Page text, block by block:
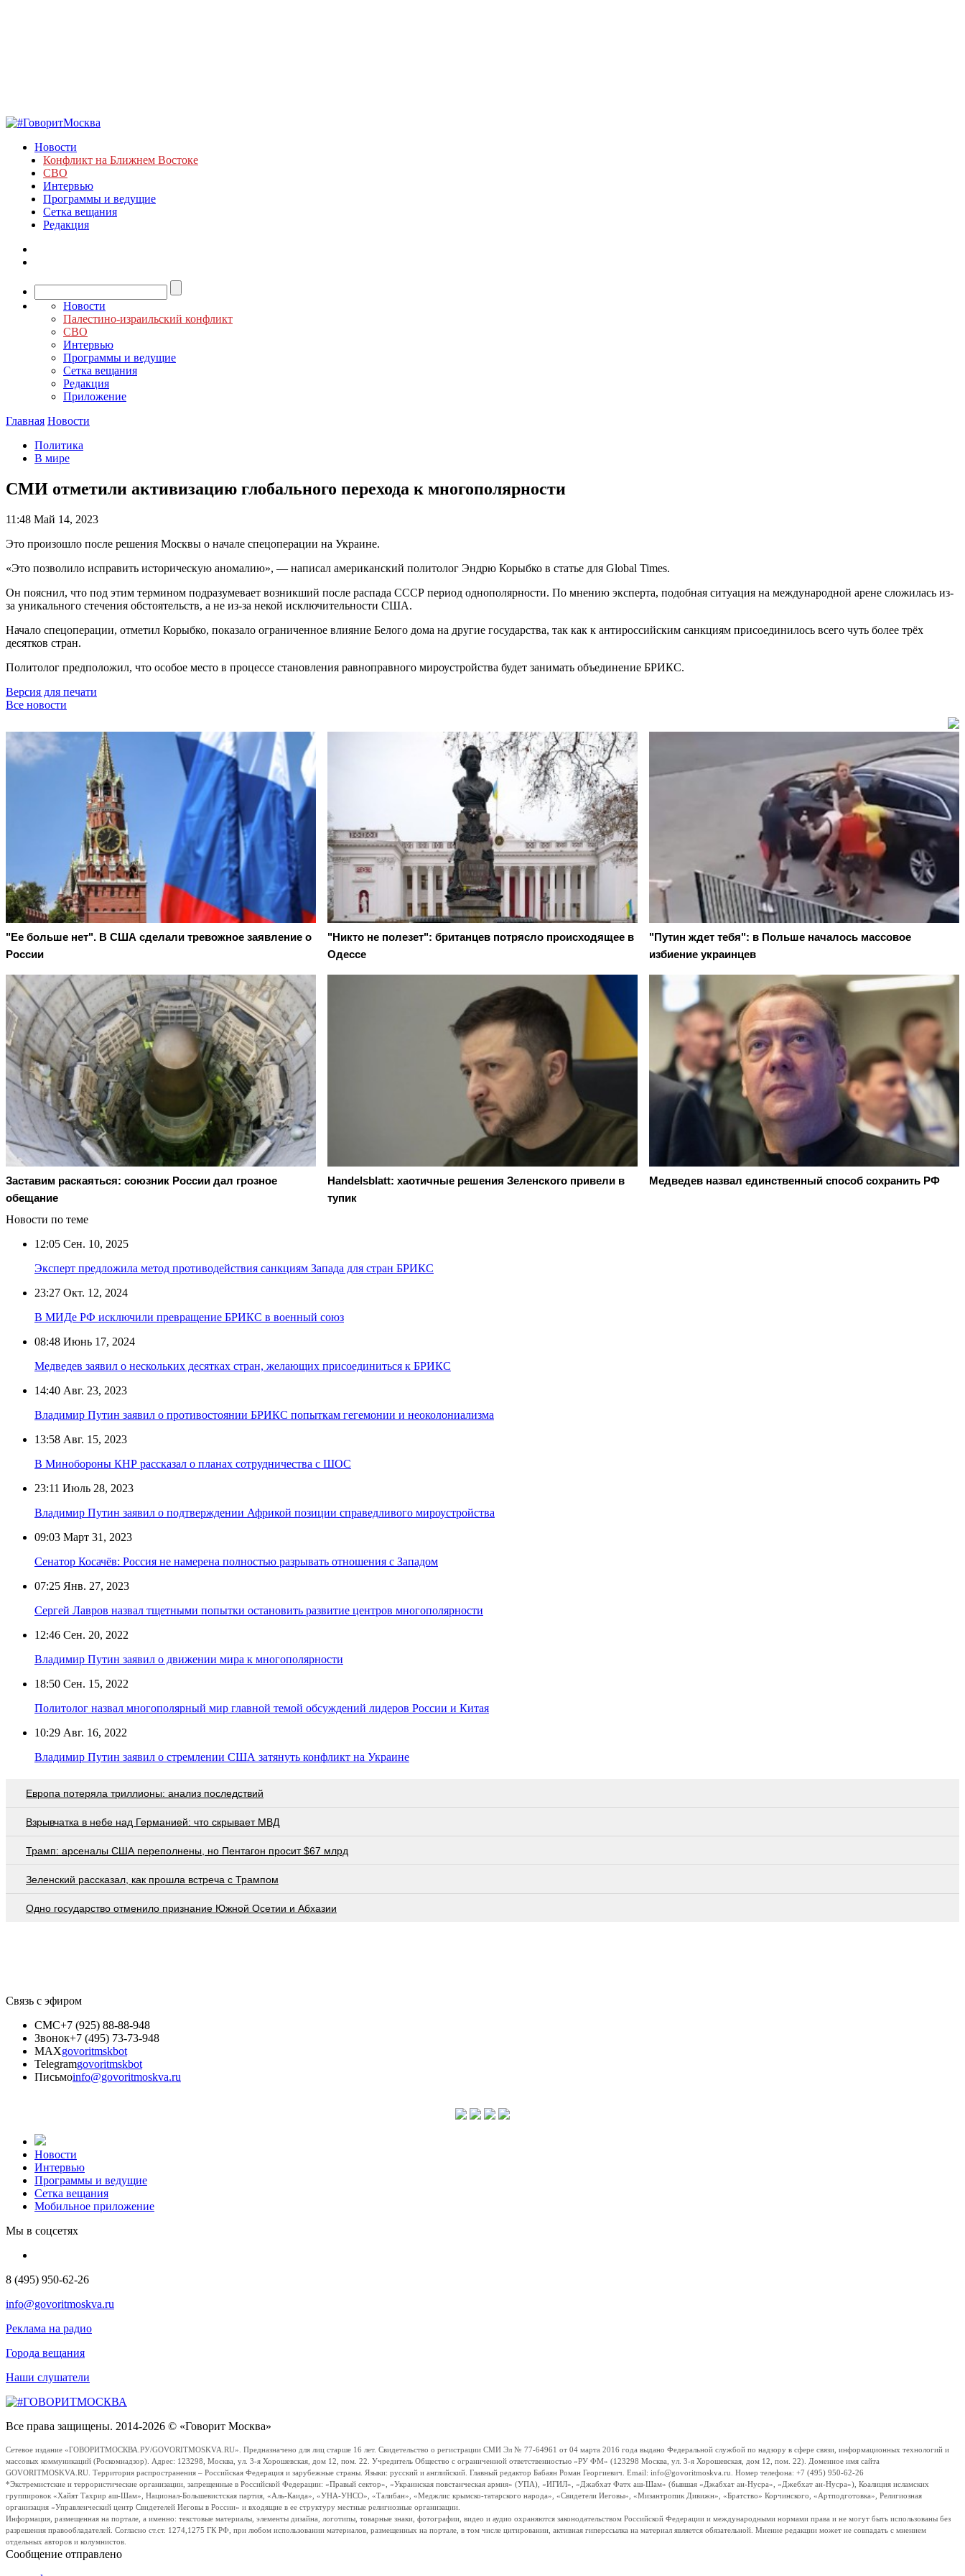
Новости
Конфликт на Ближнем Востоке
СВО
Интервью
Программы и ведущие
Сетка вещания
Редакция
Новости
Палестино-израильский конфликт
СВО
Интервью
Программы и ведущие
Сетка вещания
Редакция
Приложение
Главная Новости
Политика
В мире
СМИ отметили активизацию глобального перехода к многополярности
11:48 Май 14, 2023
Это произошло после решения Москвы о начале спецоперации на Украине.
«Это позволило исправить историческую аномалию», — написал американский политолог Эндрю Корыбко в статье для Global Times.
Он пояснил, что под этим термином подразумевает возникший после распада СССР период однополярности. По мнению эксперта, подобная ситуация на международной арене сложилась из-
за уникального стечения обстоятельств, а не из-за некой исключительности США.
Начало спецоперации, отметил Корыбко, показало ограниченное влияние Белого дома на другие государства, так как к антироссийским санкциям присоединилось всего чуть более трёх
десятков стран.
Политолог предположил, что особое место в процессе становления равноправного мироустройства будет занимать объединение БРИКС.
Версия для печати
Все новости
"Ее больше нет". В США сделали тревожное заявление о
России
"Никто не полезет": британцев потрясло происходящее в
Одессе
"Путин ждет тебя": в Польше началось массовое
избиение украинцев
Заставим раскаяться: союзник России дал грозное
обещание
Handelsblatt: хаотичные решения Зеленского привели в
тупик
Медведев назвал единственный способ сохранить РФ
Новости по теме
12:05 Сен. 10, 2025
Эксперт предложила метод противодействия санкциям Запада для стран БРИКС
23:27 Окт. 12, 2024
В МИДе РФ исключили превращение БРИКС в военный союз
08:48 Июнь 17, 2024
Медведев заявил о нескольких десятках стран, желающих присоединиться к БРИКС
14:40 Авг. 23, 2023
Владимир Путин заявил о противостоянии БРИКС попыткам гегемонии и неоколониализма
13:58 Авг. 15, 2023
В Минобороны КНР рассказал о планах сотрудничества с ШОС
23:11 Июль 28, 2023
Владимир Путин заявил о подтверждении Африкой позиции справедливого мироустройства
09:03 Март 31, 2023
Сенатор Косачёв: Россия не намерена полностью разрывать отношения с Западом
07:25 Янв. 27, 2023
Сергей Лавров назвал тщетными попытки остановить развитие центров многополярности
12:46 Сен. 20, 2022
Владимир Путин заявил о движении мира к многополярности
18:50 Сен. 15, 2022
Политолог назвал многополярный мир главной темой обсуждений лидеров России и Китая
10:29 Авг. 16, 2022
Владимир Путин заявил о стремлении США затянуть конфликт на Украине
Европа потеряла триллионы: анализ последствий
Взрывчатка в небе над Германией: что скрывает МВД
Трамп: арсеналы США переполнены, но Пентагон просит $67 млрд
Зеленский рассказал, как прошла встреча с Трампом
Одно государство отменило признание Южной Осетии и Абхазии
Связь с эфиром
СМС+7 (925) 88-88-948
Звонок+7 (495) 73-73-948
MAXgovoritmskbot
Telegramgovoritmskbot
Письмоinfo@govoritmoskva.ru
Новости
Интервью
Программы и ведущие
Сетка вещания
Мобильное приложение
Мы в соцсетях
8 (495) 950-62-26
info@govoritmoskva.ru
Реклама на радио
Города вещания
Наши слушатели
Все права защищены. 2014-2026 © «Говорит Москва»
Сетевое издание «ГОВОРИТМОСКВА.РУ/GOVORITMOSKVA.RU». Предназначено для лиц старше 16 лет. Свидетельство о регистрации СМИ Эл № 77-64961 от 04 марта 2016 года выдано Федеральной службой по надзору в сфере связи, информационных технологий и
массовых коммуникаций (Роскомнадзор). Адрес: 123298, Москва, ул. 3-я Хорошевская, дом 12, пом. 22. Учредитель Общество с ограниченной ответственностью «РУ ФМ» (123298 Москва, ул. 3-я Хорошевская, дом 12, пом. 22). Доменное имя сайта
GOVORITMOSKVA.RU. Территория распространения – Российская Федерация и зарубежные страны. Языки: русский и английский. Главный редактор Бабаян Роман Георгиевич. Email: info@govoritmoskva.ru. Номер телефона: +7 (495) 950-62-26
*Экстремистские и террористические организации, запрещенные в Российской Федерации: «Правый сектор», «Украинская повстанческая армия» (УПА), «ИГИЛ», «Джабхат Фатх аш-Шам» (бывшая «Джабхат ан-Нусра», «Джебхат ан-Нусра»), Коалиция исламских
группировок «Хайят Тахрир аш-Шам», Национал-Большевистская партия, «Аль-Каида», «УНА-УНСО», «Талибан», «Меджлис крымско-татарского народа», «Свидетели Иеговы», «Мизантропик Дивижн», «Братство» Корчинского, «Артподготовка», Религиозная
организация «Управленческий центр Свидетелей Иеговы в России» и входящие в ее структуру местные религиозные организации.
Информация, размещенная на портале, а именно: текстовые материалы, элементы дизайна, логотипы, товарные знаки, фотографии, видео и аудио охраняются законодательством Российской Федерации и международными нормами права и не могут быть использованы без
разрешения правообладателей. Согласно ст.ст. 1274,1275 ГК РФ, при любом использовании материалов, размещенных на портале, в том числе цитировании, активная гиперссылка на материал является обязательной. Мнение редакции может не совпадать с мнением
отдельных авторов и колумнистов.
Сообщение отправлено